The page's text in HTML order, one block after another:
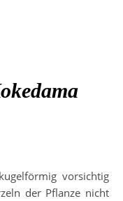
vorsichtig
der Pflanze nicht